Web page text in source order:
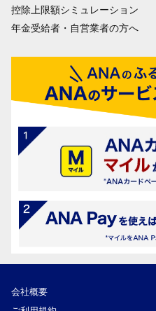
控除上限額シミュレーション
年金受給者・自営業者の方へ
会社概要